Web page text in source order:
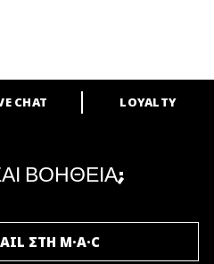
CHAT LOYALTY
ΒΟΗΘΕΙΑ;
ΣΤΗ M·A·C